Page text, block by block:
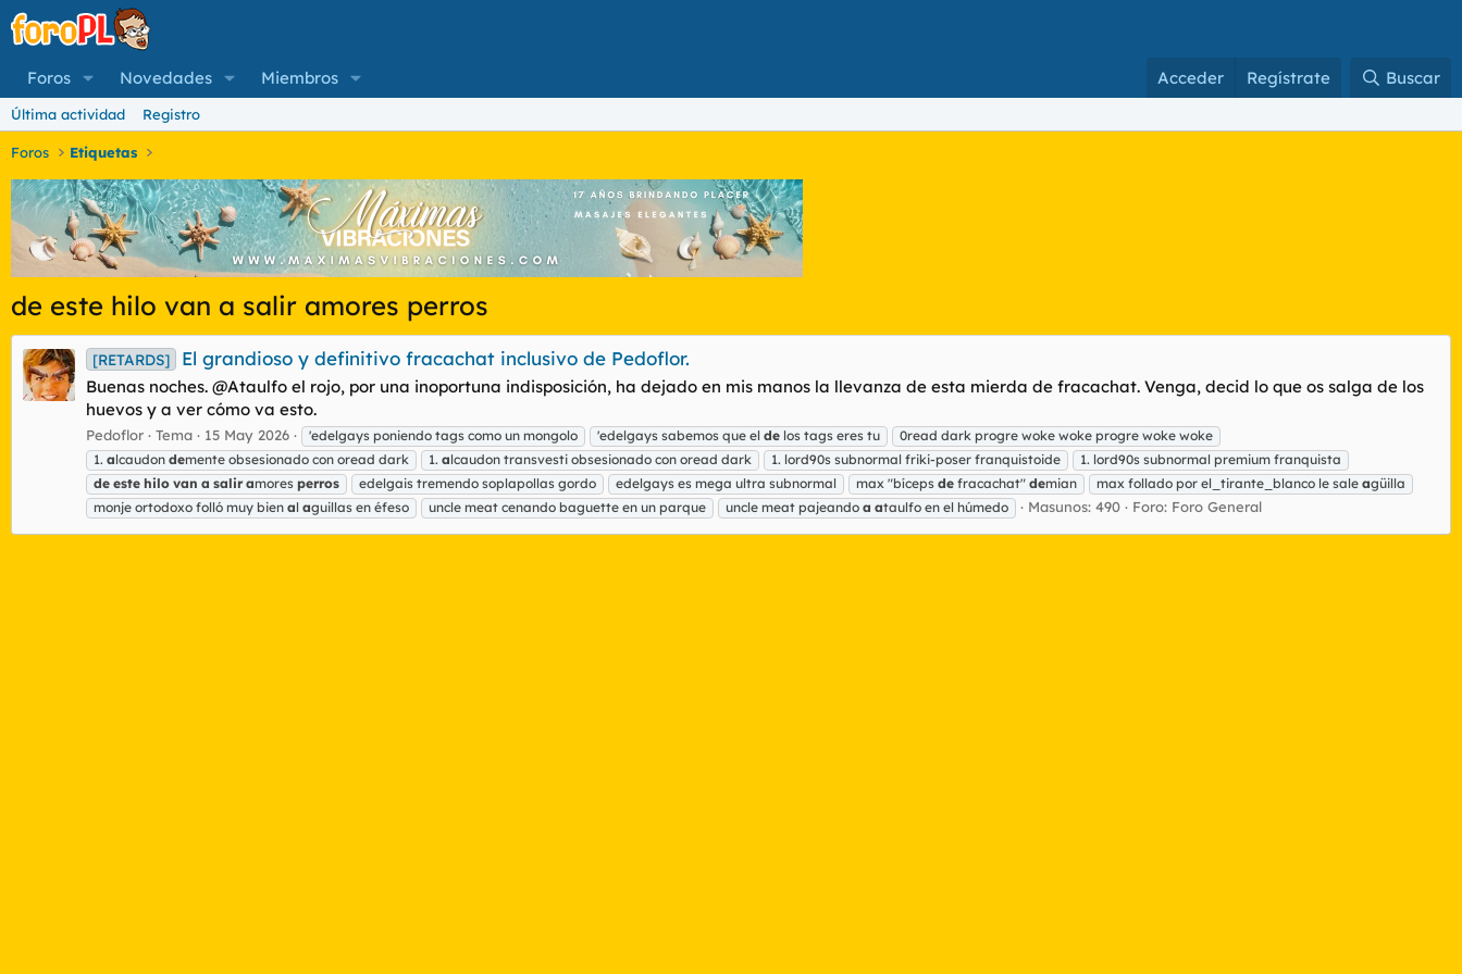
Foros Novedades Miembros Acceder Regístrate Buscar
Última actividad Registro
Foros Etiquetas
de este hilo van a salir amores perros
[RETARDS] El grandioso y definitivo fracachat inclusivo de Pedoflor.
Buenas noches. @Ataulfo el rojo, por una inoportuna indisposición, ha dejado en mis manos la llevanza de esta mierda de fracachat. Venga, decid lo que os salga de los
huevos y a ver cómo va esto.
Pedoflor Tema 15 May 2026 'edelgays poniendo tags como un mongolo 'edelgays sabemos que el de los tags eres tu
0read dark progre woke woke progre woke woke
1. alcaudon demente obsesionado con oread dark 1. alcaudon transvesti obsesionado con oread dark 1. lord90s subnormal friki-poser franquistoide
1. lord90s subnormal premium franquista
de este hilo van a salir amores perros edelgais tremendo soplapollas gordo edelgays es mega ultra subnormal max "bíceps de fracachat" demian max follado por el_tirante_blanco le sale agüilla
monje ortodoxo folló muy bien al aguillas en éfeso uncle meat cenando baguette en un parque uncle meat pajeando a ataulfo en el húmedo Masunos: 490 Foro: Foro General